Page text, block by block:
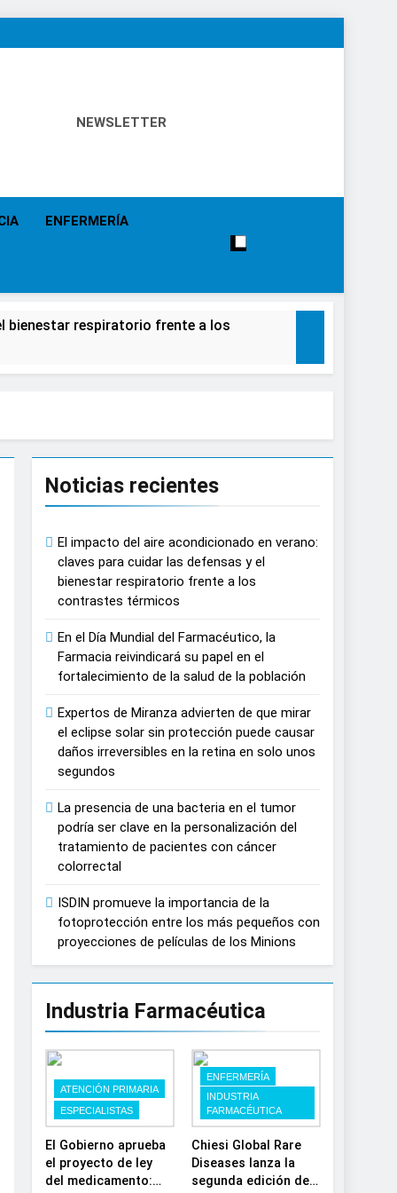
NEWSLETTER
ENFERMERÍA
bienestar respiratorio frente a los
daños irreversibles en la retina en
tratamiento de pacientes con cáncer
proyecciones de películas de los
lactante
playas y otros espacios al aire
estratégica y modernización
muscular del deportista
Noticias recientes
El impacto del aire acondicionado en verano:
claves para cuidar las defensas y el
bienestar respiratorio frente a los
contrastes térmicos
En el Día Mundial del Farmacéutico, la
Farmacia reivindicará su papel en el
fortalecimiento de la salud de la población
Expertos de Miranza advierten de que mirar
el eclipse solar sin protección puede causar
daños irreversibles en la retina en solo unos
segundos
La presencia de una bacteria en el tumor
podría ser clave en la personalización del
tratamiento de pacientes con cáncer
colorrectal
ISDIN promueve la importancia de la
fotoprotección entre los más pequeños con
proyecciones de películas de los Minions
Industria Farmacéutica
ATENCIÓN PRIMARIA
ESPECIALISTAS
El Gobierno aprueba
el proyecto de ley
del medicamento:
ENFERMERÍA
INDUSTRIA
FARMACÉUTICA
Chiesi Global Rare
Diseases lanza la
segunda edición de